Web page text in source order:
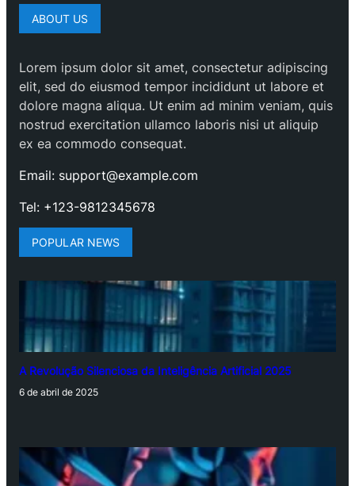
ABOUT US
Lorem ipsum dolor sit amet, consectetur adipiscing
elit, sed do eiusmod tempor incididunt ut labore et
dolore magna aliqua. Ut enim ad minim veniam, quis
nostrud exercitation ullamco laboris nisi ut aliquip
ex ea commodo consequat.
Email: support@example.com
Tel: +123-9812345678
POPULAR NEWS
A Revolução Silenciosa da Inteligência Artificial 2025
6 de abril de 2025